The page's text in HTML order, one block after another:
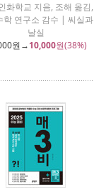
화학교 지음, 조해 옮김,
학 연구소 감수 | 씨실과
날실
원→10,000원(38%)